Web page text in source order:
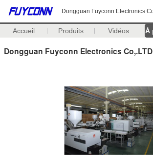
Dongguan Fuyconn Electronics
Accueil Produits Vidéos À
Dongguan Fuyconn Electronics Co,.LTD